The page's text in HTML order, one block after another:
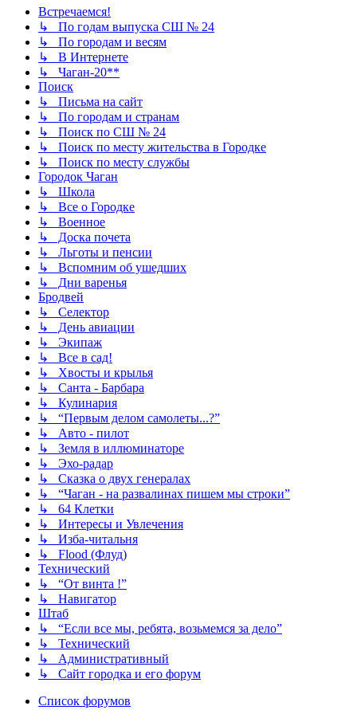
Встречаемся!
↳ По годам выпуска СШ № 24
↳ По городам и весям
↳ В Интернете
↳ Чаган-20**
Поиск
↳ Письма на сайт
↳ По городам и странам
↳ Поиск по СШ № 24
↳ Поиск по месту жительства в Городке
↳ Поиск по месту службы
Городок Чаган
↳ Школа
↳ Все о Городке
↳ Военное
↳ Доска почета
↳ Льготы и пенсии
↳ Вспомним об ушедших
↳ Дни варенья
Бродвей
↳ Селектор
↳ День авиации
↳ Экипаж
↳ Все в сад!
↳ Хвосты и крылья
↳ Санта - Барбара
↳ Кулинария
↳ “Первым делом самолеты...?”
↳ Авто - пилот
↳ Земля в иллюминаторе
↳ Эхо-радар
↳ Сказка о двух генералах
↳ “Чаган - на развалинах пишем мы строки”
↳ 64 Клетки
↳ Интересы и Увлечения
↳ Изба-читальня
↳ Flood (Флуд)
Технический
↳ “От винта !”
↳ Навигатор
Штаб
↳ “Если все мы, ребята, возьмемся за дело”
↳ Технический
↳ Административный
↳ Сайт городка и его форум
Список форумов